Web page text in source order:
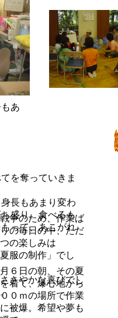
を奪っていきま
長もあまり変わ
盛り。食べるも
って、あこがれ
争のため、作業ば
の毎日の中、ただ
の楽しみは
夏服の制作」でし
さやかな喜びでし
６日の朝、その夏
着て、爆心地から
０ｍの場所で作業
被爆。希望や夢も
あ